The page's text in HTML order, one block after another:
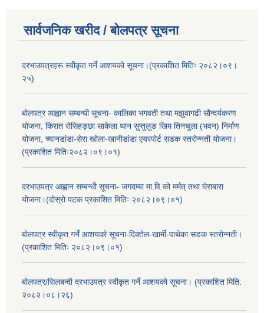
सार्वजनिक खरीद / बोलपत्र सूचना
दरभाउपत्रहरू स्वीकृत गर्ने आशयको सूचना।(प्रकाशित मितिः २०८२।०९।
२५)
बोलपत्र आह्वान सम्बन्धी सूचना- कालिका भगवती तथा मझुवागढी सौन्दर्यकरण
योजना, किरात रोसिहङ्छा साकेला थान सुप्तुलुङ खिम तिनचुला (भवन) निर्माण
योजना, च्यानडांडा-सेरा खोला-खानीडांडा एयरपोर्ट सडक स्तरोन्नती योजना।
(प्रकाशित मितिः२०८२।०९।०१)
दरभाउपत्र आह्वान सम्बन्धी सूचना- जगदम्बा मा.वि.को मर्मत् तथा घेराबारा
योजना।(दोस्रो पटक प्रकाशित मितिः २०८२।०९।०१)
बोलपत्र स्वीकृत गर्ने आशयको सूचना-दिक्तेल-खार्मी-पाथेका सडक स्तरोन्नती।
(प्रकाशित मितिः २०८२।०९।०१)
बोलपत्र/सिलबन्दी दरभाउपत्र स्वीकृत गर्ने आशयको सूचना। (प्रकाशित मिति:
२०८२।०८।२६)